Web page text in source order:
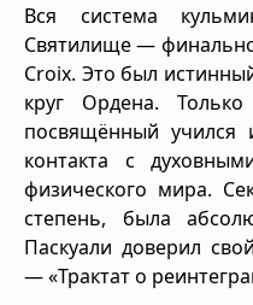
Вся система
Святилище —
Croix. Это был
круг Ордена.
посвящённый учился
контакта с
физического мира.
степень, была
Паскуали доверил
— «Трактат о